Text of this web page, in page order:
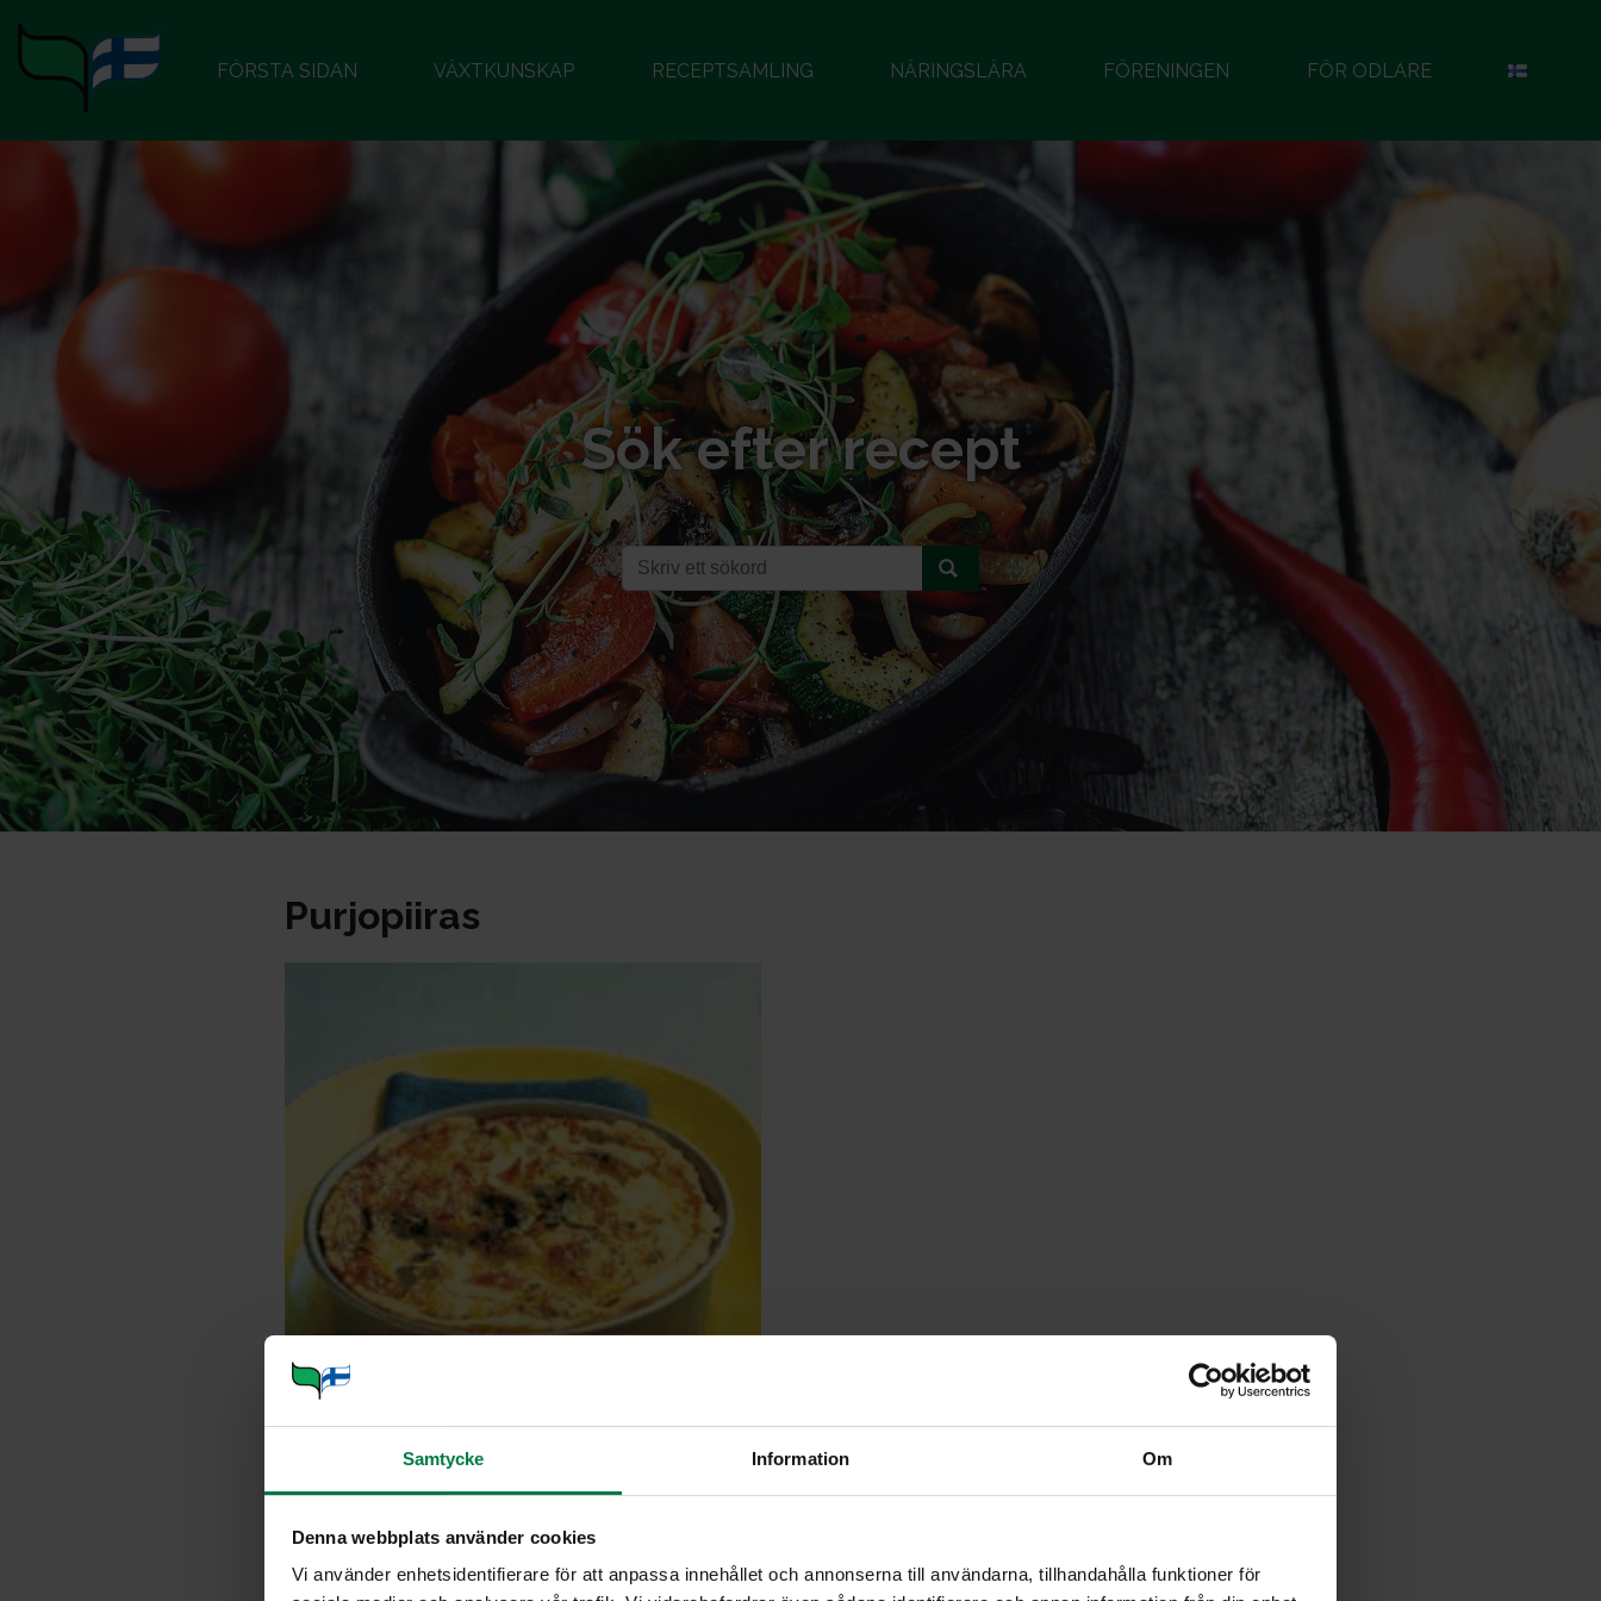
Samtycke Information Om
Denna webbplats använder cookies
Vi använder enhetsidentifierare för att anpassa innehållet och annonserna till användarna, tillhandahålla funktioner för
FÖRSTA SIDAN VÄXTKUNSKAP RECEPTSAMLING NÄRINGSLÄRA FÖRENINGEN FÖR ODLARE
Sök efter recept
Purjopiiras